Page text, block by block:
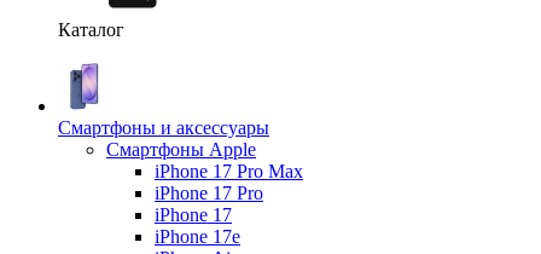
Каталог
Смартфоны и аксессуары
Смартфоны Apple
iPhone 17 Pro Max
iPhone 17 Pro
iPhone 17
iPhone 17e